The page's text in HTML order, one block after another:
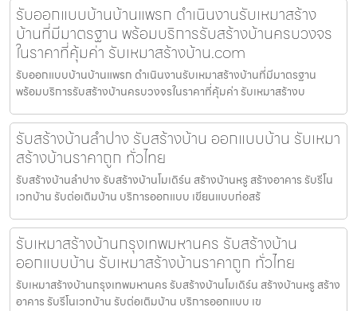
รับออกแบบบ้านบ้านแพรก ดำเนินงานรับเหมาสร้าง
บ้านที่มีมาตรฐาน พร้อมบริการรับสร้างบ้านครบวงจร
ในราคาที่คุ้มค่า รับเหมาสร้างบ้าน.com
รับออกแบบบ้านบ้านแพรก ดำเนินงานรับเหมาสร้างบ้านที่มีมาตรฐาน
พร้อมบริการรับสร้างบ้านครบวงจรในราคาที่คุ้มค่า รับเหมาสร้างบ
รับสร้างบ้านลำปาง รับสร้างบ้าน ออกแบบบ้าน รับเหมา
สร้างบ้านราคาถูก ทั่วไทย
รับสร้างบ้านลำปาง รับสร้างบ้านโมเดิร์น สร้างบ้านหรู สร้างอาคาร รับรีโน
เวทบ้าน รับต่อเติมบ้าน บริการออกแบบ เขียนแบบก่อสร้
รับเหมาสร้างบ้านกรุงเทพมหานคร รับสร้างบ้าน
ออกแบบบ้าน รับเหมาสร้างบ้านราคาถูก ทั่วไทย
รับเหมาสร้างบ้านกรุงเทพมหานคร รับสร้างบ้านโมเดิร์น สร้างบ้านหรู สร้าง
อาคาร รับรีโนเวทบ้าน รับต่อเติมบ้าน บริการออกแบบ เข